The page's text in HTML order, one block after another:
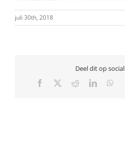
juli 30th, 2018
Deel dit op
Facebook RedditLinkedIn